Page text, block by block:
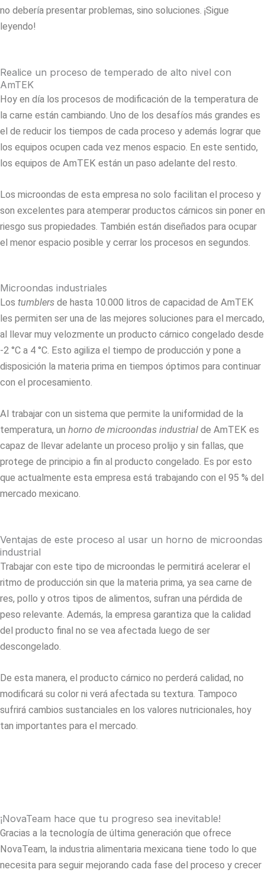
no debería presentar problemas, sino soluciones. ¡Sigue
leyendo!
Realice un proceso de temperado de alto nivel con
AmTEK
Hoy en día los procesos de modificación de la temperatura de
la carne están cambiando. Uno de los desafíos más grandes es
el de reducir los tiempos de cada proceso y además lograr que
los equipos ocupen cada vez menos espacio. En este sentido,
los equipos de AmTEK están un paso adelante del resto.
Los microondas de esta empresa no solo facilitan el proceso y
son excelentes para atemperar productos cárnicos sin poner en
riesgo sus propiedades. También están diseñados para ocupar
el menor espacio posible y cerrar los procesos en segundos.
Microondas industriales
Los tumblers de hasta 10.000 litros de capacidad de AmTEK
les permiten ser una de las mejores soluciones para el mercado,
al llevar muy velozmente un producto cárnico congelado desde
-2 °C a 4 °C. Esto agiliza el tiempo de producción y pone a
disposición la materia prima en tiempos óptimos para continuar
con el procesamiento.
Al trabajar con un sistema que permite la uniformidad de la
temperatura, un horno de microondas industrial de AmTEK es
capaz de llevar adelante un proceso prolijo y sin fallas, que
protege de principio a fin al producto congelado. Es por esto
que actualmente esta empresa está trabajando con el 95 % del
mercado mexicano.
Ventajas de este proceso al usar un horno de microondas
industrial
Trabajar con este tipo de microondas le permitirá acelerar el
ritmo de producción sin que la materia prima, ya sea carne de
res, pollo y otros tipos de alimentos, sufran una pérdida de
peso relevante. Además, la empresa garantiza que la calidad
del producto final no se vea afectada luego de ser
descongelado.
De esta manera, el producto cárnico no perderá calidad, no
modificará su color ni verá afectada su textura. Tampoco
sufrirá cambios sustanciales en los valores nutricionales, hoy
tan importantes para el mercado.
¡NovaTeam hace que tu progreso sea inevitable!
Gracias a la tecnología de última generación que ofrece
NovaTeam, la industria alimentaria mexicana tiene todo lo que
necesita para seguir mejorando cada fase del proceso y crecer